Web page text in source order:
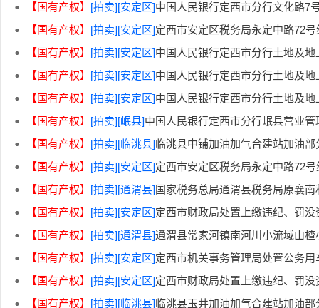
【国有产权】 [拍卖][安定区]中国人民银行定西市分行文化路7
【国有产权】 [拍卖][安定区]定西市安定区税务局永定中路72
【国有产权】 [拍卖][安定区]中国人民银行定西市分行土地及
【国有产权】 [拍卖][安定区]中国人民银行定西市分行土地及
【国有产权】 [拍卖][安定区]中国人民银行定西市分行土地及
【国有产权】 [拍卖][岷县]中国人民银行定西市分行岷县营业
【国有产权】 [拍卖][临洮县]临洮县中铺加油加气合建站加油
【国有产权】 [拍卖][安定区]定西市安定区税务局永定中路72
【国有产权】 [拍卖][通渭县]国家税务总局通渭县税务局原襄
【国有产权】 [拍卖][安定区]定西市财政局处置上缴违纪、罚
【国有产权】 [拍卖][通渭县]通渭县常家河镇南河川小流域山
【国有产权】 [拍卖][安定区]定西市机关事务管理局处置公务
【国有产权】 [拍卖][安定区]定西市财政局处置上缴违纪、罚
【国有产权】 [拍卖][临洮县]临洮县玉井加油加气合建站加油